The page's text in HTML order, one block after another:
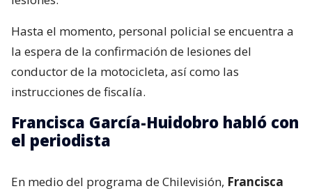
Hasta el momento, personal policial se encuentra a
la espera de la confirmación de lesiones del
conductor de la motocicleta, así como las
instrucciones de fiscalía.
Francisca García-Huidobro habló con
el periodista
En medio del programa de Chilevisión, Francisca